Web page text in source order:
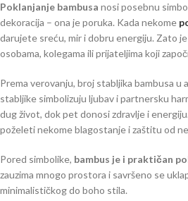
Poklanjanje bambusa nosi posebnu
dekoracija – ona je poruka. Kada nekome
darujete sreću, mir i dobru energiju. Zato
osobama, kolegama ili prijateljima koji
Prema verovanju, broj stabljika bambusa u
stabljike simbolizuju ljubav i partnersku
dug život, dok pet donosi zdravlje i energiju.
poželeti nekome blagostanje i zaštitu od
Pored simbolike, bambus je i praktičan
zauzima mnogo prostora i savršeno se
minimalističkog do boho stila.